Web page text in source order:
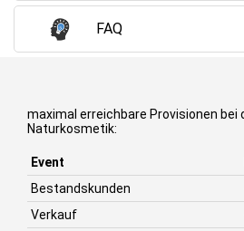
FAQ
maximal erreichbare Provisionen bei
Naturkosmetik:
Event
Bestandskunden
Verkauf